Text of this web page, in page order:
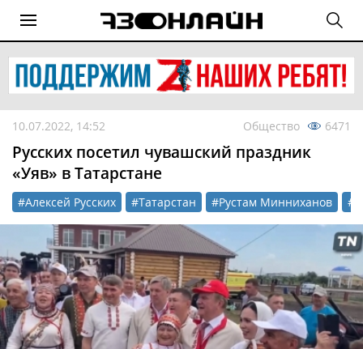
10.07.2022, 14:52 Общество 6471
Русских посетил чувашский праздник
«Уяв» в Татарстане
#Алексей Русских #Татарстан #Рустам Минниханов